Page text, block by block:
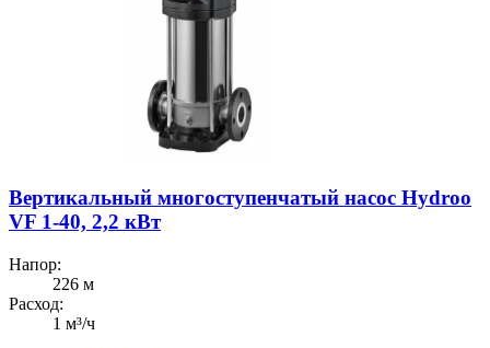
Вертикальный многоступенчатый насос Hydroo
VF 1-40, 2,2 кВт
Напор:
226 м
Расход:
1 м³/ч